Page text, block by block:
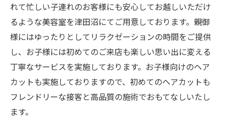
れて忙しい子連れのお客様にも安心してお越しいただけ
るような美容室を津田沼にてご用意しております。親御
様にはゆったりとしてリラクゼーションの時間をご提供
し、お子様には初めてのご来店も楽しい思い出に変える
丁寧なサービスを実施しております。お子様向けのヘア
カットも実施しておりますので、初めてのヘアカットも
フレンドリーな接客と高品質の施術でおもてなしいたし
ます。